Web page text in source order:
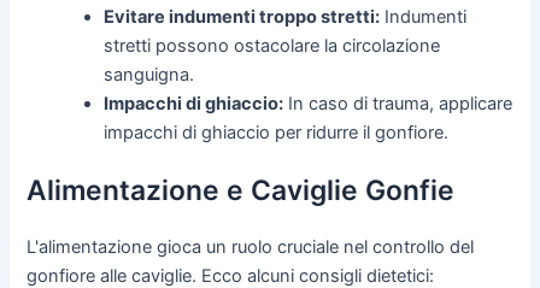
Evitare indumenti troppo stretti: Indumenti
stretti possono ostacolare la circolazione
sanguigna.
Impacchi di ghiaccio: In caso di trauma, applicare
impacchi di ghiaccio per ridurre il gonfiore.
Alimentazione e Caviglie Gonfie
L'alimentazione gioca un ruolo cruciale nel controllo del
gonfiore alle caviglie. Ecco alcuni consigli dietetici: